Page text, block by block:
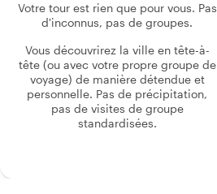
Votre tour est rien que pour vous. Pas
d'inconnus, pas de groupes.
Vous découvrirez la ville en tête-à-
tête (ou avec votre propre groupe de
voyage) de manière détendue et
personnelle. Pas de précipitation,
pas de visites de groupe
standardisées.